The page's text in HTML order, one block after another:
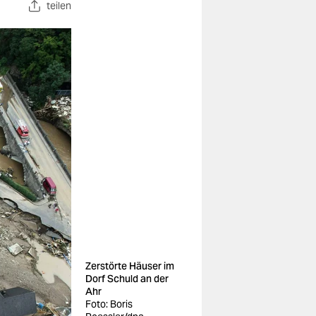
teilen
Zerstörte Häuser im
Dorf Schuld an der
Ahr
Foto: Boris